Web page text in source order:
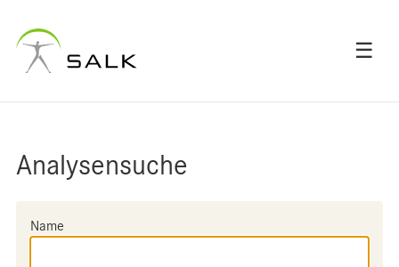
☰
Analysensuche
Name